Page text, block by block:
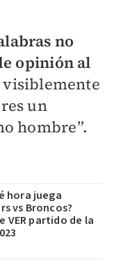
no
opinión al
un
hombre”.
hora juega
vs Broncos?
VER partido de la